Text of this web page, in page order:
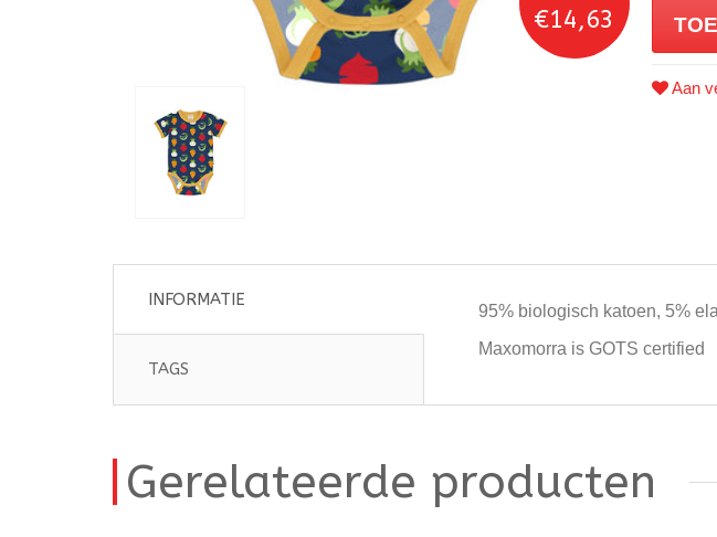
€14,63
Aan
INFORMATIE
TAGS
95% biologisch katoen, 5%
Maxomorra is GOTS certified
Gerelateerde producten